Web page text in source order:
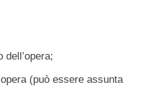
(può essere assunta